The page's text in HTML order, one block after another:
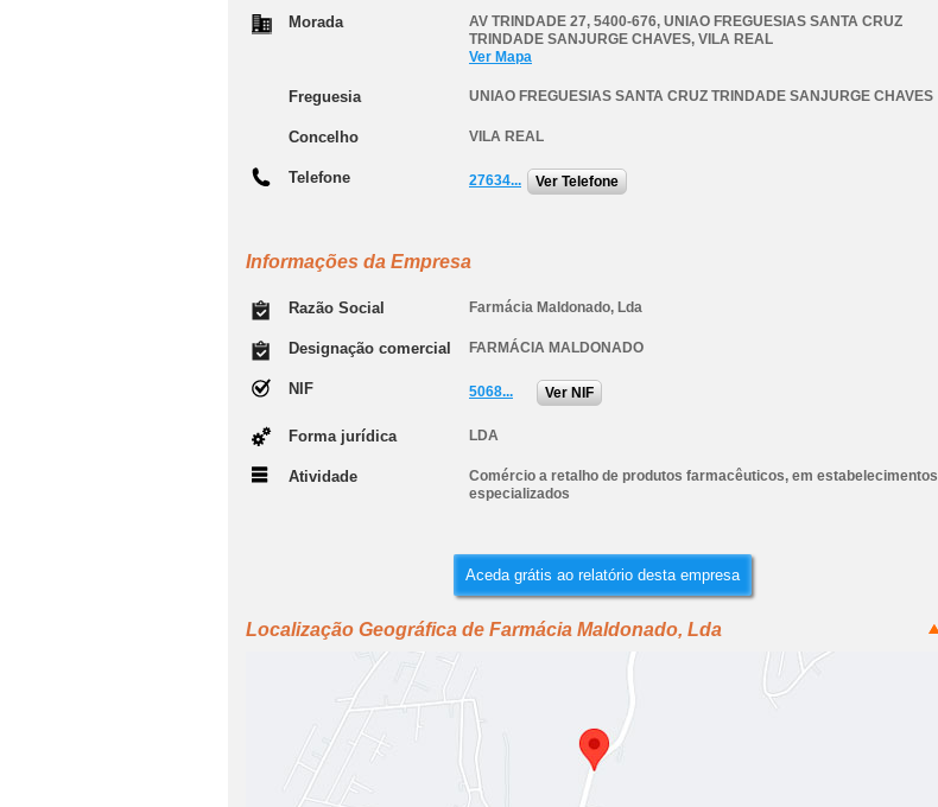
Morada AV TRINDADE 27, 5400-676, UNIAO FREGUESIAS SANTA CRUZ
TRINDADE SANJURGE CHAVES, VILA REAL
Ver Mapa
Freguesia UNIAO FREGUESIAS SANTA CRUZ TRINDADE SANJURGE CHAVES
Concelho VILA REAL
Telefone 27634... Ver Telefone
Informações da Empresa
Razão Social Farmácia Maldonado, Lda
Designação comercial FARMÁCIA MALDONADO
NIF 5068... Ver NIF
Forma jurídica LDA
Atividade
Comércio a retalho de produtos farmacêuticos, em estabelecimentos
especializados
Aceda grátis ao relatório desta empresa
Localização Geográfica de Farmácia Maldonado, Lda